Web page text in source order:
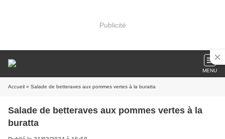
Publicité
MENU
Accueil » Salade de betteraves aux pommes vertes à la buratta
Salade de betteraves aux pommes vertes à la
buratta